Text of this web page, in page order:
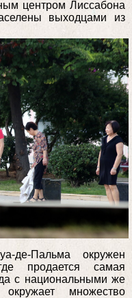
центром Лиссабона
выходцами из
де-Пальма окружен
продается самая
с национальными же
множество